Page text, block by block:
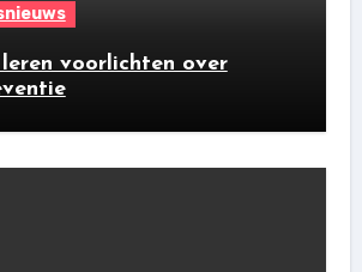
voorlichten over